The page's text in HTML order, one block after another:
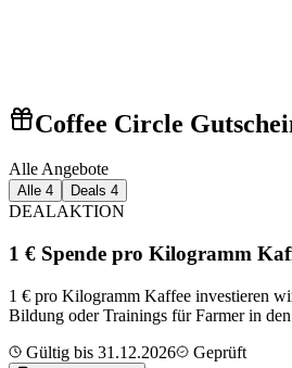
Coffee Circle
Alle Angebote
Alle 4 Deals 4
DEALAKTION
1 € Spende pro Kilogramm
1 € pro Kilogramm Kaffee investieren
Bildung oder Trainings für Farmer in
Gültig bis 31.12.2026
Geprüft